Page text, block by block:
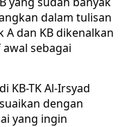
dalam tulisan
dan KB dikenalkan
sebagai
KB-TK Al-Irsyad
dengan
yang ingin